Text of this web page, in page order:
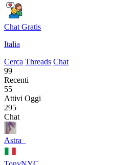
Chat Gratis
Italia
Cerca Threads Chat
99
Recenti
55
Attivi Oggi
295
Chat
Astra_